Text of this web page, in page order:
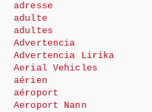
adresse
adulte
adultes
Advertencia
Advertencia Lirika
Aerial Vehicles
aérien
aéroport
Aeroport Nann